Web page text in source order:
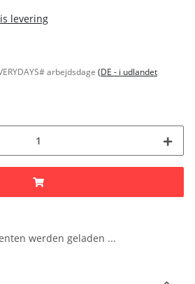
levering
arbejdsdage (DE - i udlandet
werden geladen ...